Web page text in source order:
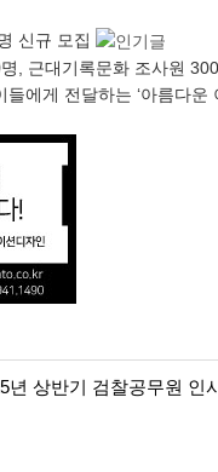
신규 모집
, 근대기록문화 조사원
에게 전달하는 ‘아름다
년 상반기 검찰공무원 인